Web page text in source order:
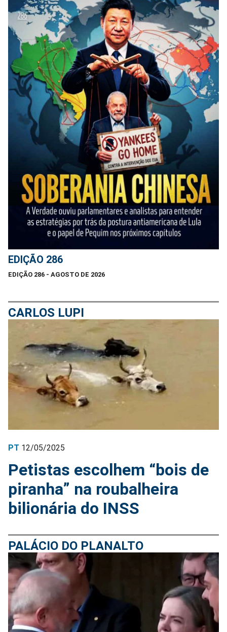
EDIÇÃO 286
EDIÇÃO 286 - AGOSTO DE 2026
CARLOS LUPI
PT 12/05/2025
Petistas escolhem “bois de
piranha” na roubalheira
bilionária do INSS
PALÁCIO DO PLANALTO